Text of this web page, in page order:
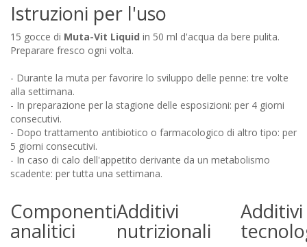
Istruzioni per l'uso
15 gocce di Muta-Vit Liquid in 50 ml d'acqua da bere pulita.
Preparare fresco ogni volta.
- Durante la muta per favorire lo sviluppo delle penne: tre volte
alla settimana.
- In preparazione per la stagione delle esposizioni: per 4 giorni
consecutivi.
- Dopo trattamento antibiotico o farmacologico di altro tipo: per
5 giorni consecutivi.
- In caso di calo dell'appetito derivante da un metabolismo
scadente: per tutta una settimana.
Componenti
analitici
Additivi
nutrizionali
Additivi